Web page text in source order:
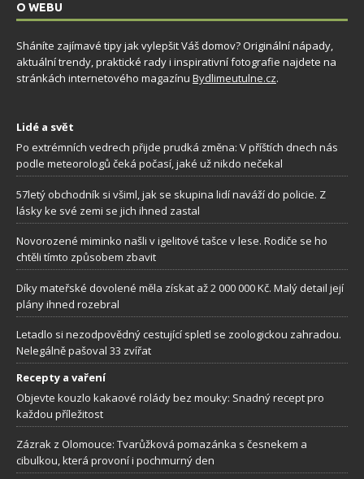
O WEBU
Sháníte zajímavé tipy jak vylepšit Váš domov? Originální nápady,
aktuální trendy, praktické rady i inspirativní fotografie najdete na
stránkách internetového magazínu Bydlimeutulne.cz.
Lidé a svět
Po extrémních vedrech přijde prudká změna: V příštích dnech nás
podle meteorologů čeká počasí, jaké už nikdo nečekal
57letý obchodník si všiml, jak se skupina lidí naváží do policie. Z
lásky ke své zemi se jich ihned zastal
Novorozené miminko našli v igelitové tašce v lese. Rodiče se ho
chtěli tímto způsobem zbavit
Díky mateřské dovolené měla získat až 2 000 000 Kč. Malý detail její
plány ihned rozebral
Letadlo si nezodpovědný cestující spletl se zoologickou zahradou.
Nelegálně pašoval 33 zvířat
Recepty a vaření
Objevte kouzlo kakaové rolády bez mouky: Snadný recept pro
každou příležitost
Zázrak z Olomouce: Tvarůžková pomazánka s česnekem a
cibulkou, která provoní i pochmurný den